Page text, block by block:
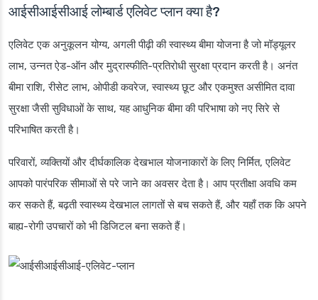
आईसीआईसीआई लोम्बार्ड एलिवेट प्लान क्या है?
एलिवेट एक अनुकूलन योग्य, अगली पीढ़ी की स्वास्थ्य बीमा योजना है जो मॉड्यूलर
लाभ, उन्नत ऐड-ऑन और मुद्रास्फीति-प्रतिरोधी सुरक्षा प्रदान करती है। अनंत
बीमा राशि, रीसेट लाभ, ओपीडी कवरेज, स्वास्थ्य छूट और एकमुश्त असीमित दावा
सुरक्षा जैसी सुविधाओं के साथ, यह आधुनिक बीमा की परिभाषा को नए सिरे से
परिभाषित करती है।
परिवारों, व्यक्तियों और दीर्घकालिक देखभाल योजनाकारों के लिए निर्मित, एलिवेट
आपको पारंपरिक सीमाओं से परे जाने का अवसर देता है। आप प्रतीक्षा अवधि कम
कर सकते हैं, बढ़ती स्वास्थ्य देखभाल लागतों से बच सकते हैं, और यहाँ तक कि अपने
बाह्य-रोगी उपचारों को भी डिजिटल बना सकते हैं।